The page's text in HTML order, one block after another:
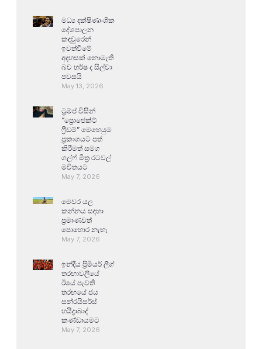
මධ්‍ය දක්ෂිණාංශික
දේශපාලන
කඳවුරෙන්
ඉවත්වීමේ
අදහසක් නොමැති
බව හර්ෂ ද සිල්වා
පවසයි
May 13, 2026
ට්‍රම්ප් විසින්
“ප්‍රොජෙක්ට්
ෆ්‍රීඩම්” මෙහෙයුම
ප්‍රකාශයට පත්
කිරීමත් සමග
ගල්ෆ් මිත්‍ර රටවල්
මවිතයට
May 7, 2026
මෙවර යල
කන්නය සඳහා
ප්‍රමාණවත්
පොහොර නැහැ
May 7, 2026
ඉන්දීය ප්‍රිමියර් ලීග්
තරඟාවලියේ
ඊයේ පැවති
තරඟයේ ජය
සන්රයිසර්ස්
හයිද්‍රාබාද්
කණ්ඩායමට
May 7, 2026